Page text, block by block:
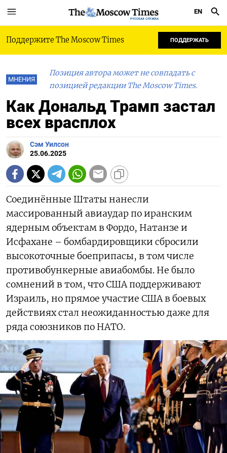
РУССКАЯ СЛУЖБА
EN
Поддержите The Moscow Times ПОДДЕРЖАТЬ
МНЕНИЯ
Позиция автора может не совпадать с
позицией редакции The Moscow Times.
Как Дональд Трамп застал
всех врасплох
Сэм Уилсон
25.06.2025
Соединённые Штаты нанесли
массированный авиаудар по иранским
ядерным объектам в Фордо, Натанзе и
Исфахане – бомбардировщики сбросили
высокоточные боеприпасы, в том числе
противобункерные авиабомбы. Не было
сомнений в том, что США поддерживают
Израиль, но прямое участие США в боевых
действиях стал неожиданностью даже для
ряда союзников по НАТО.